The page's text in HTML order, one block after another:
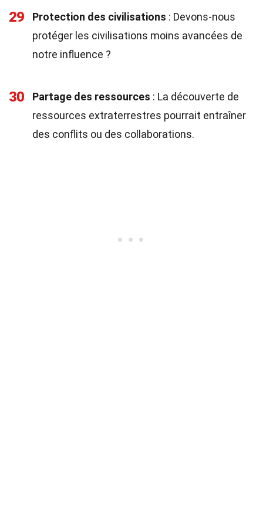
29 Protection des civilisations : Devons-nous
protéger les civilisations moins avancées de
notre influence ?
30 Partage des ressources : La découverte de
ressources extraterrestres pourrait entraîner
des conflits ou des collaborations.